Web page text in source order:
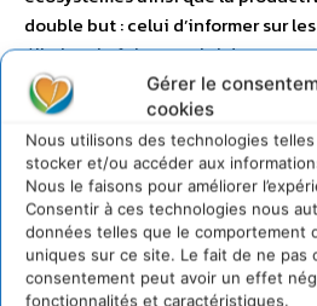
Gérer le
cookies
Nous utilisons des technologies
stocker et/ou accéder aux
Nous le faisons pour améliorer
Consentir à ces technologies nous
données telles que le comportement
uniques sur ce site. Le fait de ne pas
consentement peut avoir un effet
fonctionnalités et caractéristiques.
double but : celui d’informer sur
éliminer la faim et celui de
projet étudiera également les
institutionnelles nécessaires à
en suggérant les investissements
pouvant contribuer au leur succès
semences locales aux
bureaux de marketing. Le projet
State of the World 2011, un
de l’agriculture ainsi que des